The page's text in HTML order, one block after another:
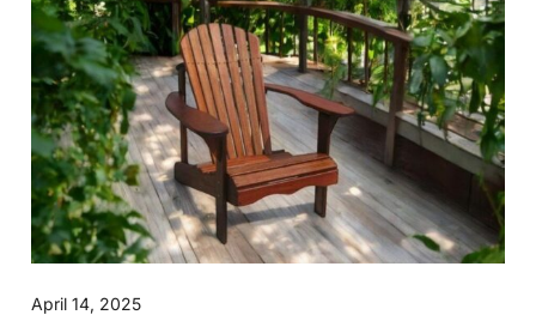
April 14, 2025